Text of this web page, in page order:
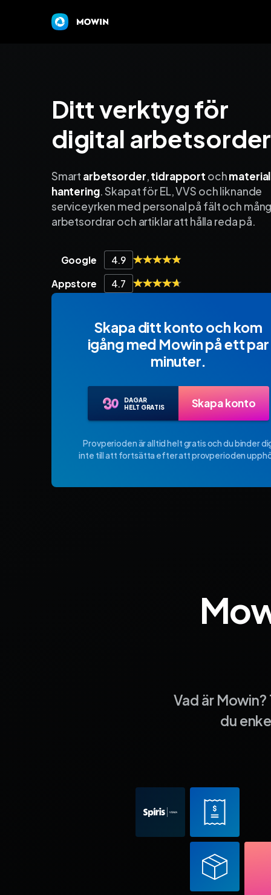
Ditt verktyg för
digital arbetsorder
Smart arbetsorder,tidrapport och
hantering. Skapat för EL, VVS och liknande
service­yrken med personal på fält och
arbetsordrar och artiklar att hålla reda på.
Google 4.9
Appstore 4.7
Skapa ditt konto och kom
igång med Mowin på ett par
minuter.
Skapa konto
DAGAR
HELT GRATIS
Provperioden är alltid helt gratis och du binder
inte till att fortsätta efter att provperioden
Vad är
du